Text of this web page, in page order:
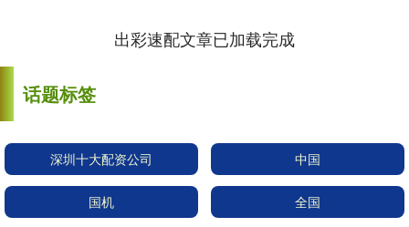
出彩速配文章已加载完成
话题标签
深圳十大配资公司 中国
国机 全国